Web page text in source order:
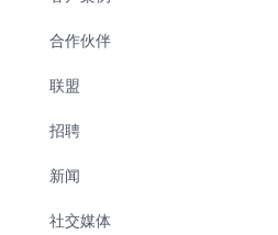
合作伙伴
联盟
招聘
新闻
社交媒体